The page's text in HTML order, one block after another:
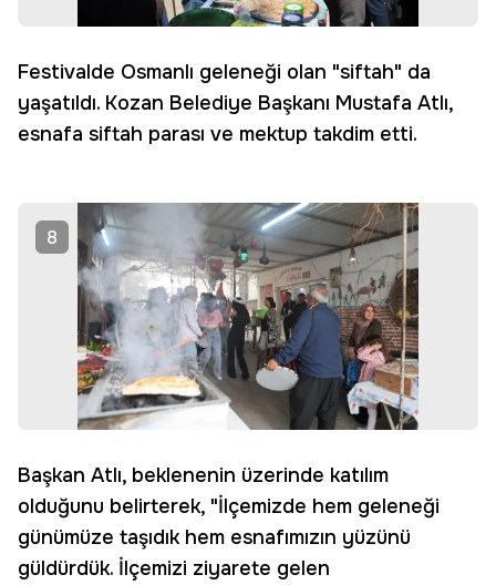
Festivalde Osmanlı geleneği olan "siftah" da
yaşatıldı. Kozan Belediye Başkanı Mustafa Atlı,
esnafa siftah parası ve mektup takdim etti.
8
Başkan Atlı, beklenenin üzerinde katılım
olduğunu belirterek, "İlçemizde hem geleneği
günümüze taşıdık hem esnafımızın yüzünü
güldürdük. İlçemizi ziyarete gelen